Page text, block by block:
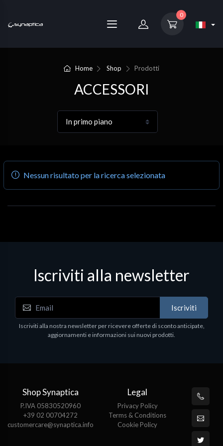
0
Home Shop Prodotti
ACCESSORI
Nessun risultato per la ricerca selezionata
Iscriviti alla newsletter
Iscriviti
Iscriviti alla nostra newsletter per ricevere offerte di sconto anticipate,
aggiornamenti e informazioni sui nuovi prodotti.
Shop Synaptica
P.IVA 05830520960
+39 02 00704272
customercare@synaptica.info
Legal
Privacy Policy
Terms & Conditions
Cookie Policy